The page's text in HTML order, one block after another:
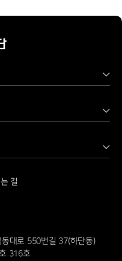
길
대로 550번길 37(하단동)
316호